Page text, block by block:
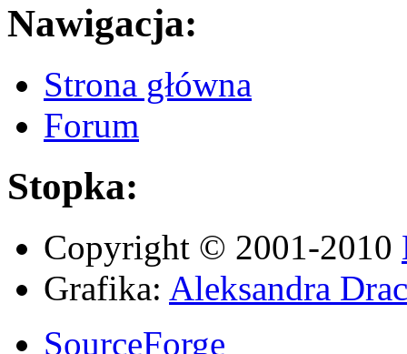
Nawigacja:
Strona główna
Forum
Stopka:
Copyright © 2001-2010
Grafika: Aleksandra
SourceForge